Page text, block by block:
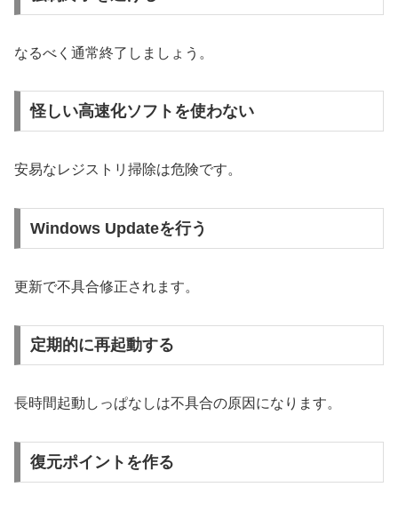
なるべく通常終了しましょう。
怪しい高速化ソフトを使わない
安易なレジストリ掃除は危険です。
Windows Updateを行う
更新で不具合修正されます。
定期的に再起動する
長時間起動しっぱなしは不具合の原因になります。
復元ポイントを作る